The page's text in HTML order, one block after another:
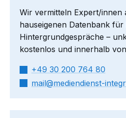
Wir vermitteln Expert/innen
hauseigenen Datenbank
Hintergrundgespräche –
kostenlos und innerhalb
+49 30 200 764 80
mail​
mediendienst-